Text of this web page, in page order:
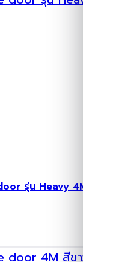
รุ่น Heavy 4M สีธร